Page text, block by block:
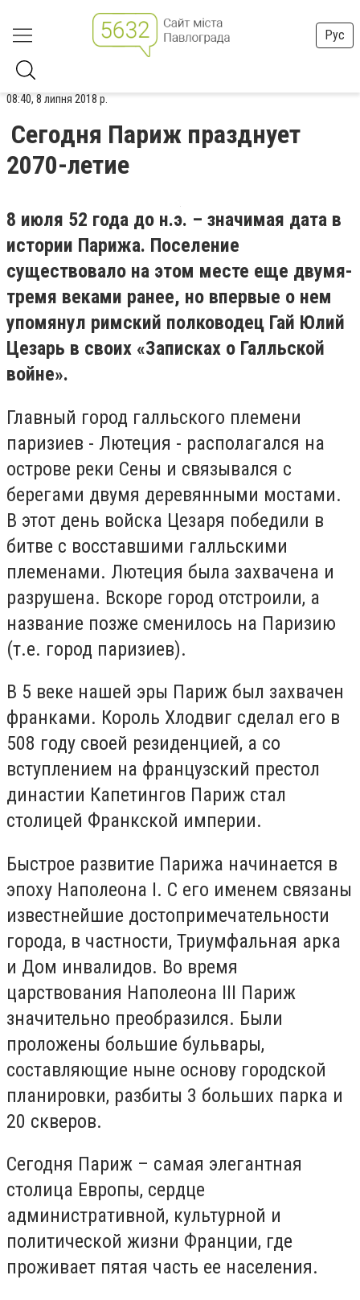
Рус
08:40, 8 липня 2018 р.
Сегодня Париж празднует
2070-летие
8 июля 52 года до н.э. – значимая дата в
истории Парижа. Поселение
существовало на этом месте еще двумя-
тремя веками ранее, но впервые о нем
упомянул римский полководец Гай Юлий
Цезарь в своих «Записках о Галльской
войне».
Главный город галльского племени
паризиев - Лютеция - располагался на
острове реки Сены и связывался с
берегами двумя деревянными мостами.
В этот день войска Цезаря победили в
битве с восставшими галльскими
племенами. Лютеция была захвачена и
разрушена. Вскоре город отстроили, а
название позже сменилось на Паризию
(т.е. город паризиев).
В 5 веке нашей эры Париж был захвачен
франками. Король Хлодвиг сделал его в
508 году своей резиденцией, а со
вступлением на французский престол
династии Капетингов Париж стал
столицей Франкской империи.
Быстрое развитие Парижа начинается в
эпоху Наполеона I. С его именем связаны
известнейшие достопримечательности
города, в частности, Триумфальная арка
и Дом инвалидов. Во время
царствования Наполеона III Париж
значительно преобразился. Были
проложены большие бульвары,
составляющие ныне основу городской
планировки, разбиты 3 больших парка и
20 скверов.
Сегодня Париж – самая элегантная
столица Европы, сердце
административной, культурной и
политической жизни Франции, где
проживает пятая часть ее населения.